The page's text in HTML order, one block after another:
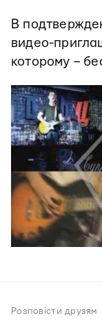
В
видео-
которому –
Розповiсти друзям